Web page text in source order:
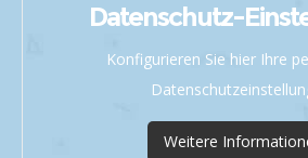
Datenschutz-
Konfigurieren Sie hier Ihre
Weitere